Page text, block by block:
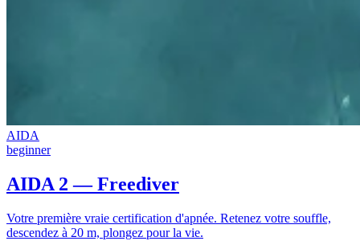
AIDA
beginner
AIDA 2 — Freediver
Votre première vraie certification d'apnée. Retenez votre souffle,
descendez à 20 m, plongez pour la vie.